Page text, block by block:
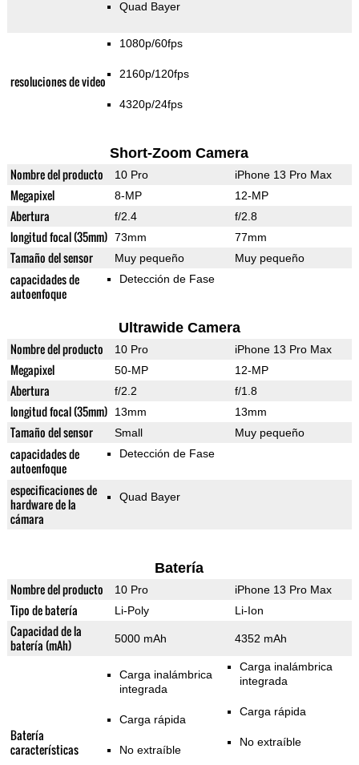
Quad Bayer
resoluciones de video
1080p/60fps
2160p/120fps
4320p/24fps
Short-Zoom Camera
Nombre del producto 10 Pro iPhone 13 Pro Max
Megapixel 8-MP 12-MP
Abertura f/2.4 f/2.8
longitud focal (35mm) 73mm 77mm
Tamaño del sensor Muy pequeño Muy pequeño
capacidades de
autoenfoque
Detección de Fase
Ultrawide Camera
Nombre del producto 10 Pro iPhone 13 Pro Max
Megapixel 50-MP 12-MP
Abertura f/2.2 f/1.8
longitud focal (35mm) 13mm 13mm
Tamaño del sensor Small Muy pequeño
capacidades de
autoenfoque
Detección de Fase
especificaciones de
hardware de la
cámara
Quad Bayer
Batería
Nombre del producto 10 Pro iPhone 13 Pro Max
Tipo de batería Li-Poly Li-Ion
Capacidad de la
batería (mAh)
5000 mAh 4352 mAh
Batería
características
Carga inalámbrica
integrada
Carga rápida
No extraíble
Carga inalámbrica
integrada
Carga rápida
No extraíble